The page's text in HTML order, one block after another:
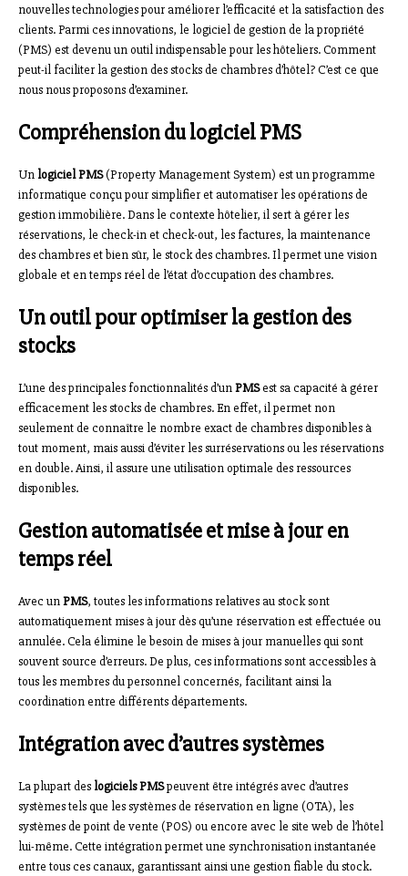
nouvelles technologies pour améliorer l’efficacité et la satisfaction des
clients. Parmi ces innovations, le logiciel de gestion de la propriété
(PMS) est devenu un outil indispensable pour les hôteliers. Comment
peut-il faciliter la gestion des stocks de chambres d’hôtel? C’est ce que
nous nous proposons d’examiner.
Compréhension du logiciel PMS
Un logiciel PMS(Property Management System) est un programme
informatique conçu pour simplifier et automatiser les opérations de
gestion immobilière. Dans le contexte hôtelier, il sert à gérer les
réservations, le check-in et check-out, les factures, la maintenance
des chambres et bien sûr, le stock des chambres. Il permet une vision
globale et en temps réel de l’état d’occupation des chambres.
Un outil pour optimiser la gestion des
stocks
L’une des principales fonctionnalités d’unPMSest sa capacité à gérer
efficacement les stocks de chambres. En effet, il permet non
seulement de connaître le nombre exact de chambres disponibles à
tout moment, mais aussi d’éviter les surréservations ou les réservations
en double. Ainsi, il assure une utilisation optimale des ressources
disponibles.
Gestion automatisée et mise à jour en
temps réel
Avec unPMS, toutes les informations relatives au stock sont
automatiquement mises à jour dès qu’une réservation est effectuée ou
annulée. Cela élimine le besoin de mises à jour manuelles qui sont
souvent source d’erreurs. De plus, ces informations sont accessibles à
tous les membres du personnel concernés, facilitant ainsi la
coordination entre différents départements.
Intégration avec d’autres systèmes
La plupart des logiciels PMSpeuvent être intégrés avec d’autres
systèmes tels que les systèmes de réservation en ligne (OTA), les
systèmes de point de vente (POS) ou encore avec le site web de l’hôtel
lui-même. Cette intégration permet une synchronisation instantanée
entre tous ces canaux, garantissant ainsi une gestion fiable du stock.